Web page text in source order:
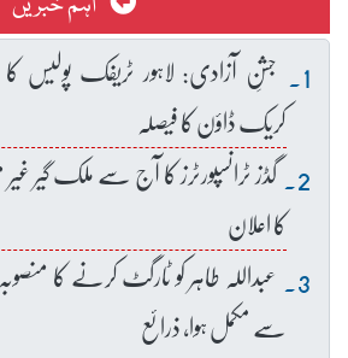
جشنِ آزادی: لاہور ٹریفک
کریک ڈاؤن کا فیصلہ
گڈز ٹرانسپورٹرز کا آج سے ملک گیر
کا اعلان
عبداللہ طاہر کو ٹارگٹ کرنے کا
سے مکمل ہوا، ذرائع